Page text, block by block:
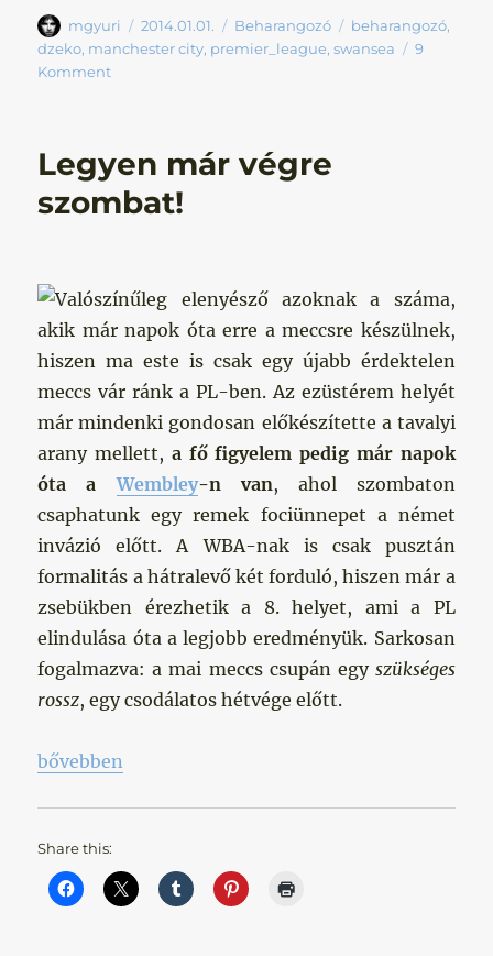
Szerző
mgyuri Közzétéve
2014.01.01. Kategória
Beharangozó Címke
beharangozó,
dzeko, manchester city, premier_league,swansea
9
Komment
Legyen már végre
szombat!
Valószínűleg elenyésző azoknak a száma,
akik már napok óta erre a meccsre készülnek,
hiszen ma este is csak egy újabb érdektelen
meccs vár ránk a PL-ben. Az ezüstérem helyét
már mindenki gondosan előkészítette a tavalyi
arany mellett, a fő figyelem pedig már napok
óta aWembley-n van, ahol szombaton
csaphatunk egy remek fociünnepet a német
invázió előtt. A WBA-nak is csak pusztán
formalitás a hátralevő két forduló, hiszen már a
zsebükben érezhetik a 8. helyet, ami a PL
elindulása óta a legjobb eredményük. Sarkosan
fogalmazva: a mai meccs csupán egy szükséges
rossz, egy csodálatos hétvége előtt.
„Legyen már végre szombat!”
bővebben
Share this: